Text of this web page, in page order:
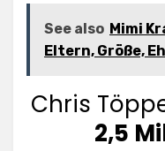
See also Mimi
Eltern, Größe,
Chris
2,5